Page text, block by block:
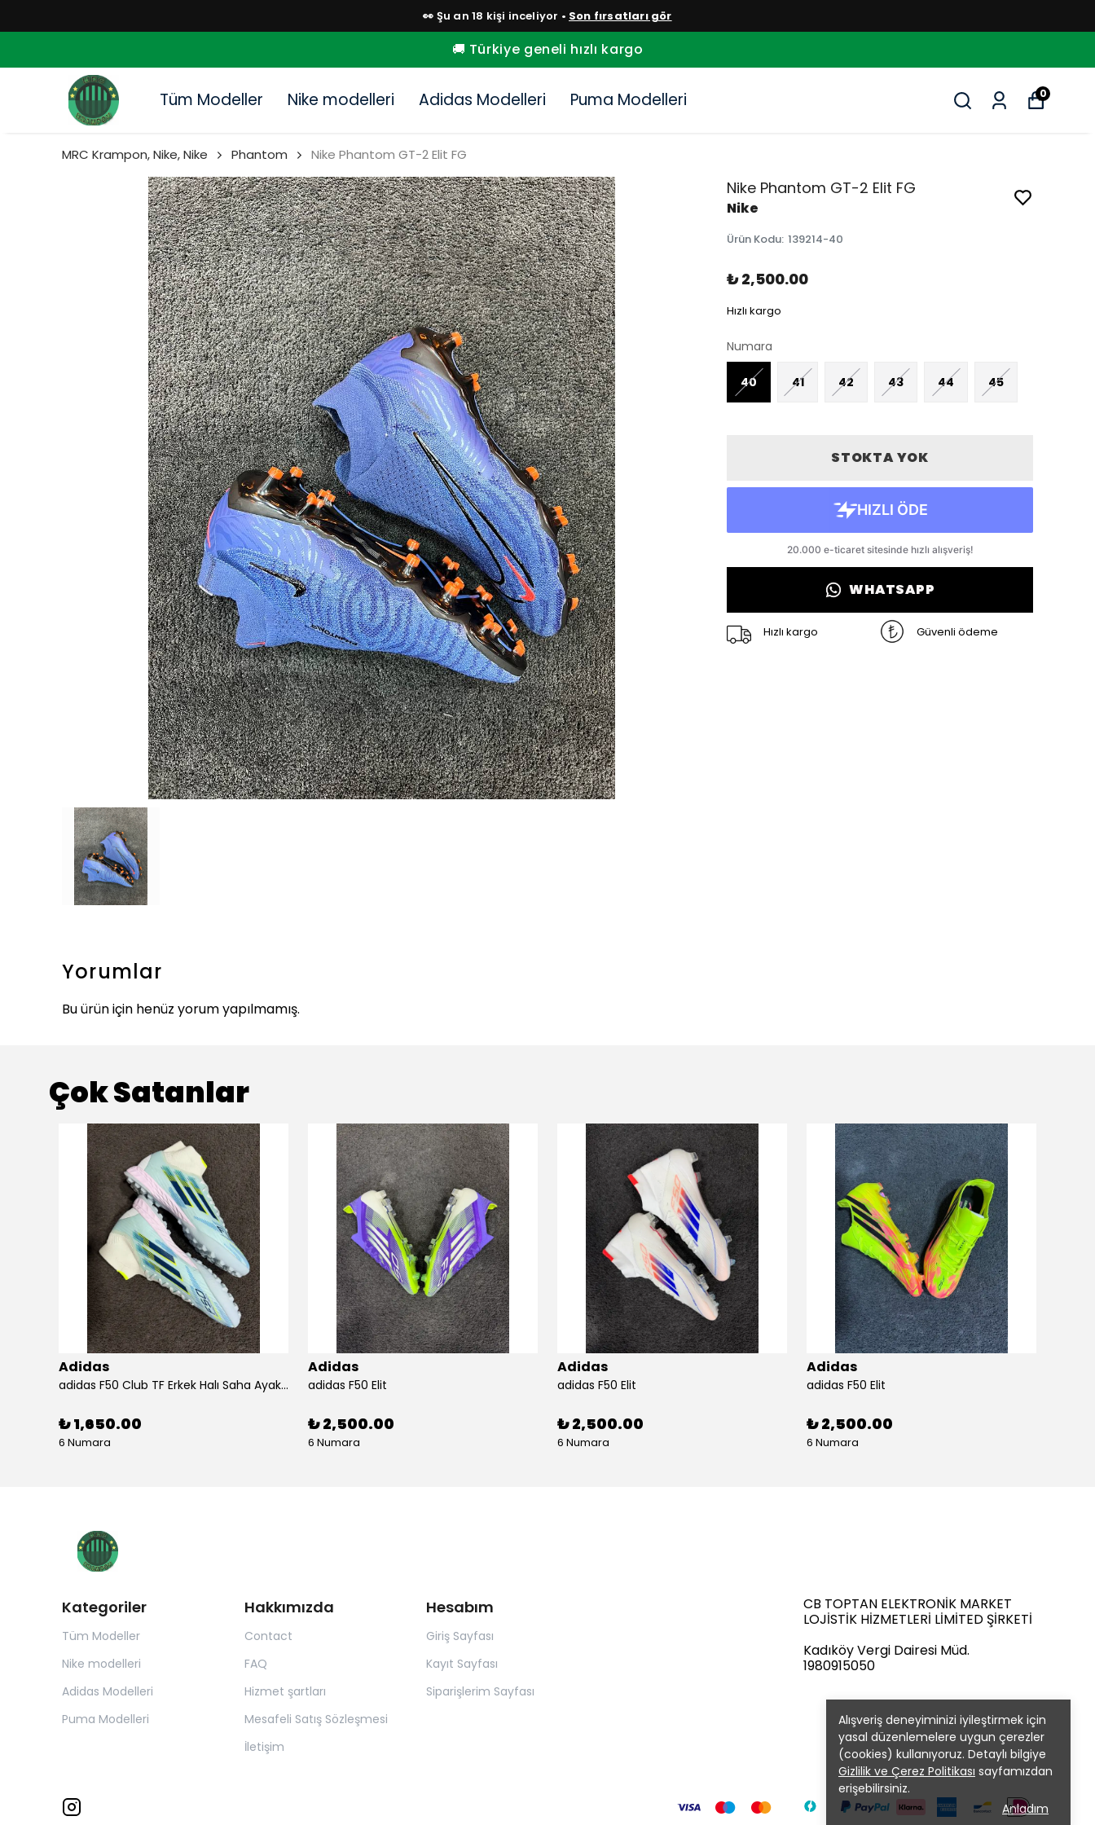
🚚 Türkiye geneli hızlı kargo
Tüm Modeller Nike modelleri Adidas Modelleri Puma Modelleri 0
Alışveriş deneyiminizi iyileştirmek için
yasal düzenlemelere uygun çerezler
(cookies) kullanıyoruz. Detaylı bilgiye
Gizlilik ve Çerez Politikası sayfamızdan
erişebilirsiniz.
Anladım
MRC Krampon, Nike, Nike Phantom Nike Phantom GT-2 Elit FG
Nike Phantom GT-2 Elit FG
Nike
Ürün Kodu: 139214-40
₺ 2,500.00
Hızlı kargo
Numara
40 41 42 43 44 45
STOKTA YOK
WHATSAPP
Hızlı kargo Güvenli ödeme
Yorumlar
Bu ürün için henüz yorum yapılmamış.
Çok Satanlar
Adidas
adidas F50 Club TF Erkek Halı Saha Ayakkabısı
₺ 1,650.00
6 Numara
Adidas
adidas F50 Elit
₺ 2,500.00
6 Numara
Adidas
adidas F50 Elit
₺ 2,500.00
6 Numara
Adidas
adidas F50 Elit
₺ 2,500.00
6 Numara
Kategoriler
Tüm Modeller
Nike modelleri
Adidas Modelleri
Puma Modelleri
Hakkımızda
Contact
FAQ
Hizmet şartları
Mesafeli Satış Sözleşmesi
İletişim
Hesabım
Giriş Sayfası
Kayıt Sayfası
Siparişlerim Sayfası
CB TOPTAN ELEKTRONİK MARKET
LOJİSTİK HİZMETLERİ LİMİTED ŞİRKETİ
Kadıköy Vergi Dairesi Müd.
1980915050
👀 Şu an 18 kişi inceliyor • Son fırsatları gör